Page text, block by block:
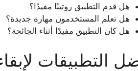
هل قدم التطبيق روتينًا مفيدًا؟
هل تعلم المستخدمون مهارة جديدة؟
هل كان التطبيق مفيدًا أثناء الجائحة؟
التطبيقات